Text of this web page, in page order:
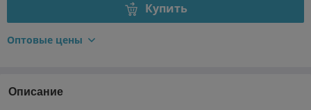
Купить
Оптовые цены
Описание